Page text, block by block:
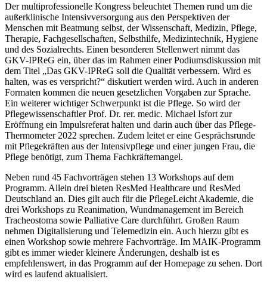
Der multiprofessionelle Kongress beleuchtet Themen rund um die
außerklinische Intensivversorgung aus den Perspektiven der
Menschen mit Beatmung selbst, der Wissenschaft, Medizin, Pflege,
Therapie, Fachgesellschaften, Selbsthilfe, Medizintechnik, Hygiene
und des Sozialrechts. Einen besonderen Stellenwert nimmt das
GKV-IPReG ein, über das im Rahmen einer Podiumsdiskussion mit
dem Titel „Das GKV-IPReG soll die Qualität verbessern. Wird es
halten, was es verspricht?“ diskutiert werden wird. Auch in anderen
Formaten kommen die neuen gesetzlichen Vorgaben zur Sprache.
Ein weiterer wichtiger Schwerpunkt ist die Pflege. So wird der
Pflegewissenschaftler Prof. Dr. rer. medic. Michael Isfort zur
Eröffnung ein Impulsreferat halten und darin auch über das Pflege-
Thermometer 2022 sprechen. Zudem leitet er eine Gesprächsrunde
mit Pflegekräften aus der Intensivpflege und einer jungen Frau, die
Pflege benötigt, zum Thema Fachkräftemangel.
Neben rund 45 Fachvorträgen stehen 13 Workshops auf dem
Programm. Allein drei bieten ResMed Healthcare und ResMed
Deutschland an. Dies gilt auch für die PflegeLeicht Akademie, die
drei Workshops zu Reanimation, Wundmanagement im Bereich
Tracheostoma sowie Palliative Care durchführt. Großen Raum
nehmen Digitalisierung und Telemedizin ein. Auch hierzu gibt es
einen Workshop sowie mehrere Fachvorträge. Im MAIK-Programm
gibt es immer wieder kleinere Änderungen, deshalb ist es
empfehlenswert, in das Programm auf der Homepage zu sehen. Dort
wird es laufend aktualisiert.